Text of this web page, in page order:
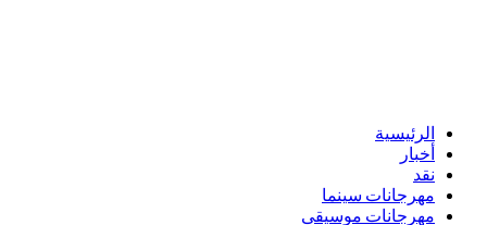
الرئيسية
أخبار
نقد
مهرجانات سينما
مهرجانات موسيقى